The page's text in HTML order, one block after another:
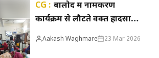
CG : बालोद में नामकरण
कार्यक्रम से लौटते वक्त हादसा,
ग्रामीणों की पिकअप अनियंत्रित
Aakash Waghmare 23 Mar 2026